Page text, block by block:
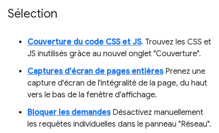
Sélection
Couverture du code CSS et JS. Trouvez les CSS et
JS inutilisés grâce au nouvel onglet "Couverture".
Captures d'écran de pages entièresPrenez une
capture d'écran de l'intégralité de la page, du haut
vers le bas de la fenêtre d'affichage.
Bloquer les demandesDésactivez manuellement
les requêtes individuelles dans le panneau "Réseau".